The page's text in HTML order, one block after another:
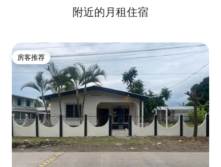
附近的月租住宿
房客推荐
房客推荐